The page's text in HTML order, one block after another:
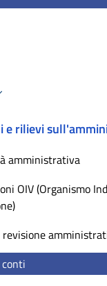
e rilievi
amministrativa
OIV (Organismo
revisione